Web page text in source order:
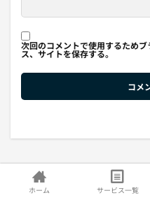
次回のコメントで使用するためブ
ス、サイトを保存する。
DX攻略部とは？
ホーム サービス一覧